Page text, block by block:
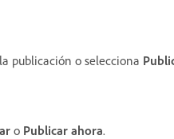
publicación o selecciona
o Publicar ahora.